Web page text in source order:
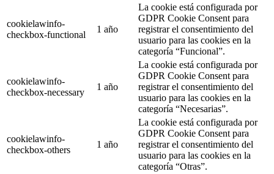
cookielawinfo-
checkbox-functional
1 año
La cookie está configurada por
GDPR Cookie Consent para
registrar el consentimiento del
usuario para las cookies en la
categoría “Funcional”.
cookielawinfo-
checkbox-necessary
1 año
La cookie está configurada por
GDPR Cookie Consent para
registrar el consentimiento del
usuario para las cookies en la
categoría “Necesarias”.
cookielawinfo-
checkbox-others
1 año
La cookie está configurada por
GDPR Cookie Consent para
registrar el consentimiento del
usuario para las cookies en la
categoría “Otras”.